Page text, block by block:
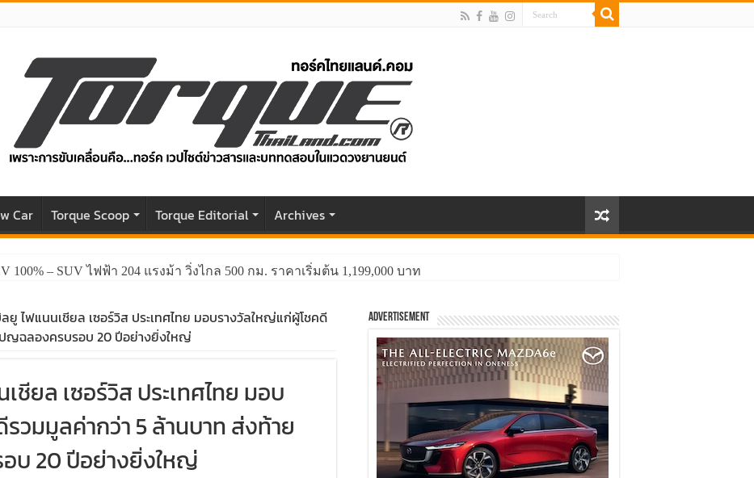
Car Torque Scoop Torque Editorial Archives
GWM HAVAL H6 ปรับโฉมหน้าใหม่หล่อกว่าเดิม พร้อมสมรรถนะที่ดียิ่งกว่า
ยู ไฟแนนเชียล เซอร์วิส ประเทศไทย มอบรางวัลใหญ่แก่ผู้โชคดี
ญฉลองครบรอบ 20 ปีอย่างยิ่งใหญ่
ชียล เซอร์วิส ประเทศไทย มอบ
วมมูลค่ากว่า 5 ล้านบาท ส่งท้าย
บ 20 ปีอย่างยิ่งใหญ่
Advertisement